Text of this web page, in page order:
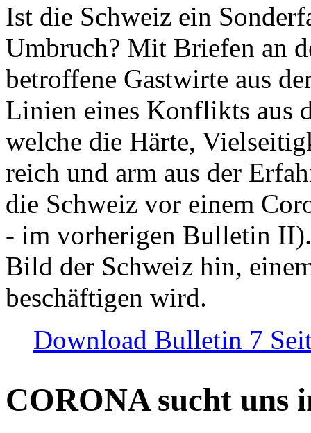
Ist die Schweiz ein
Umbruch? Mit Briefen an
betroffene Gastwirte aus
Linien eines Konflikts aus
welche die Härte,
reich und arm aus der
die Schweiz vor einem
- im vorherigen Bulletin
Bild der Schweiz hin,
beschäftigen wird.
Download Bulletin 7
CORONA sucht uns